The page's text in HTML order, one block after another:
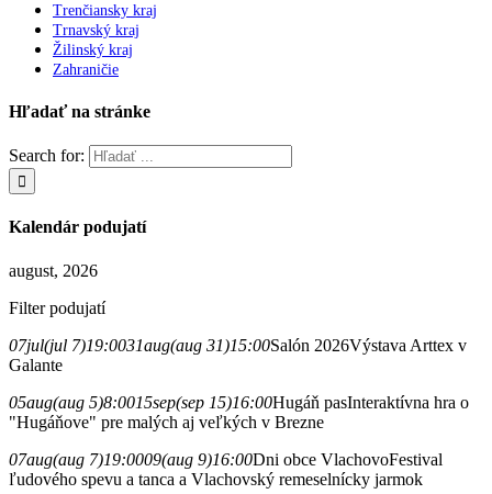
Trenčiansky kraj
Trnavský kraj
Žilinský kraj
Zahraničie
Hľadať na stránke
Search for:
Kalendár podujatí
august, 2026
Filter podujatí
07jul(jul 7)19:0031aug(aug 31)15:00Salón 2026Výstava Arttex v
Galante
05aug(aug 5)8:0015sep(sep 15)16:00Hugáň pasInteraktívna hra o
"Hugáňove" pre malých aj veľkých v Brezne
07aug(aug 7)19:0009(aug 9)16:00Dni obce VlachovoFestival
ľudového spevu a tanca a Vlachovský remeselnícky jarmok